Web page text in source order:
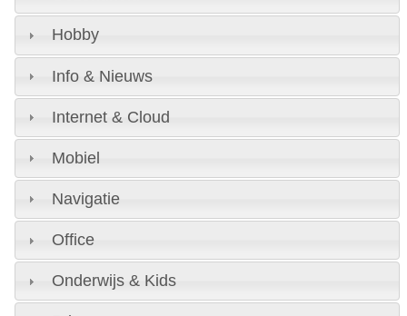
Hobby
Info & Nieuws
Internet & Cloud
Mobiel
Navigatie
Office
Onderwijs & Kids